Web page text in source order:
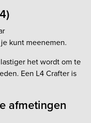
kunt meenemen.
het wordt om te
Een L4 Crafter is
afmetingen